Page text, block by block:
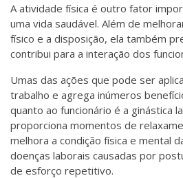
A atividade física é outro fator
uma vida saudável. Além de
físico e a disposição, ela também
contribui para a interação dos
Umas das ações que pode ser
trabalho e agrega inúmeros
quanto ao funcionário é a ginástica
proporciona momentos de
melhora a condição física e mental
doenças laborais causadas por
de esforço repetitivo.